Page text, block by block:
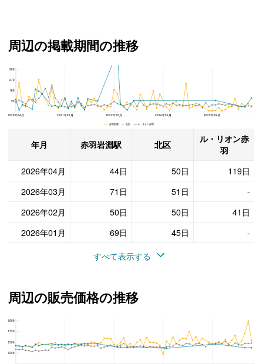
周辺の掲載期間の推移
2020年04月 2021年07月 2022年10月 2024年01月 2025年04月
360
270
180
90
赤羽岩淵 北区 ル・リオン赤羽
年月 赤羽岩淵駅 北区
ル・リオン赤
羽
2026年04月
44日 50日
119日
2026年03月
71日 51日
-
2026年02月
50日 50日
41日
2026年01月
69日 45日
-
すべて表示する
周辺の販売価格の推移
ル・リオン赤羽、北区と赤羽岩淵駅の周辺の販売価格の推移
5000
3750
2500
1250